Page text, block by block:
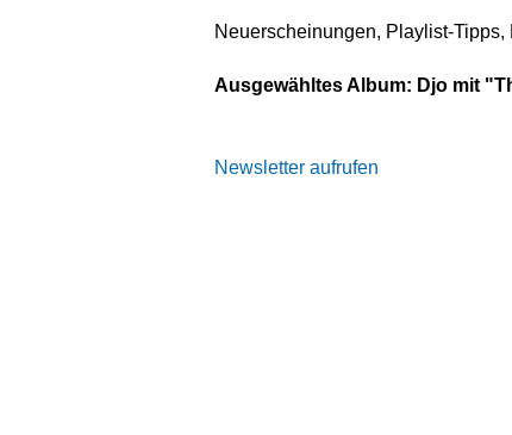
Neuerscheinungen, Playlist-
Ausgewähltes Album: Djo mit "
Newsletter aufrufen